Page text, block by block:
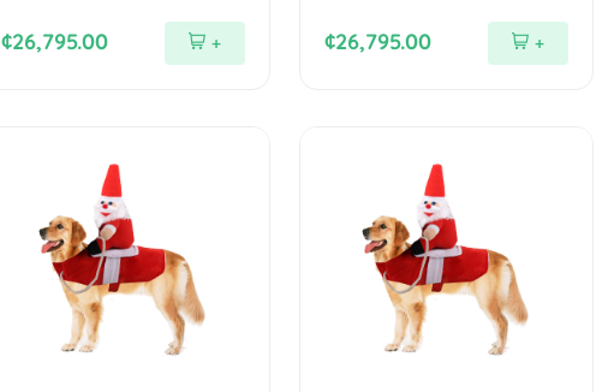
¢26,795.00 + ¢26,795.00 +